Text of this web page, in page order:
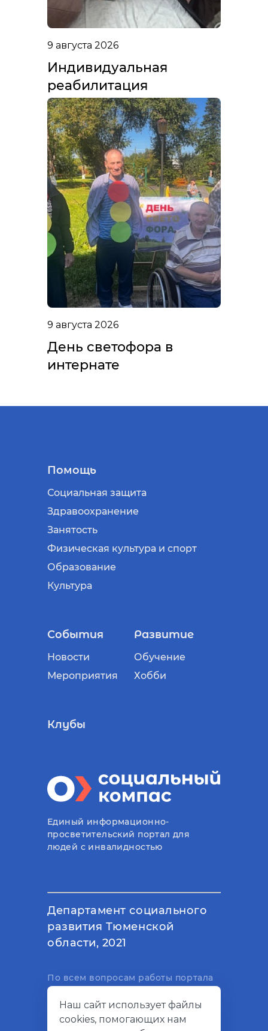
9 августа 2026
Индивидуальная
реабилитация
9 августа 2026
День светофора в
интернате
Помощь
Социальная защита
Здравоохранение
Занятость
Физическая культура и спорт
Образование
Культура
События
Новости
Мероприятия
Развитие
Обучение
Хобби
Клубы
Единый информационно-
просветительский портал для
людей с инвалидностью
Департамент социального
развития Тюменской
области, 2021
По всем вопросам работы портала
электронный адрес
support@socialkompas.ru
Наш сайт использует файлы
cookies, помогающих нам